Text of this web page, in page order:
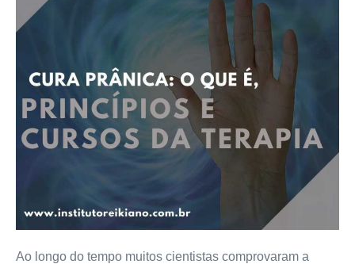
Ao longo do tempo muitos cientistas comprovaram a